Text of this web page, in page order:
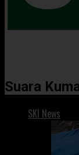
Suara
SKI News